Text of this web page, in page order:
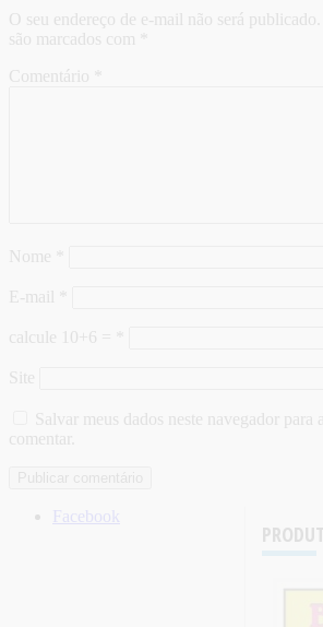
O seu endereço de e-mail não será publicado.
são marcados com
Comentário
Nome
E-mail
calcule 10+6 =
Site
Salvar meus dados neste navegador para
comentar.
Facebook